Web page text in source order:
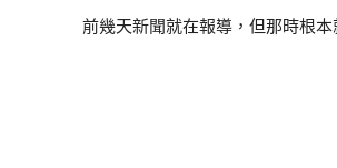
前幾天新聞就在報導，但那時根本